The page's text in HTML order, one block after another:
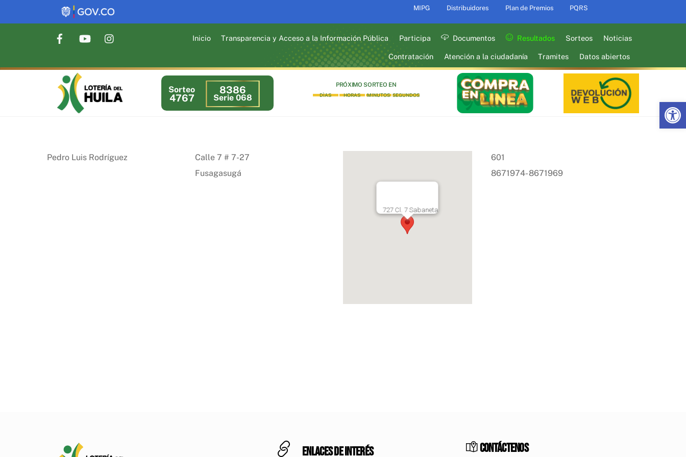
Abrir barra de herramientas
MIPG Distribuidores Plan de Premios PQRS
Inicio Transparencia y Acceso a la Información Pública Participa Documentos Resultados Sorteos Noticias
Contratación Atención a la ciudadanía Tramites Datos abiertos
Sorteo
4767
8386
Serie 068
PRÓXIMO SORTEO EN
DÌAS HORAS MINUTOS SEGUNDOS
Pedro Luis Rodríguez
Calle 7 # 7-27
Fusagasugá
727 Cl. 7 Sabaneta
601
8671974- 8671969
Enlaces de interés Contáctenos